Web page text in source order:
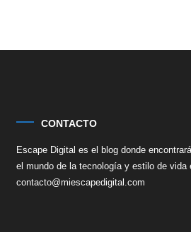
CONTACTO
Escape Digital es el blog donde
el mundo de la tecnología y estilo de vida
contacto@miescapedigital.com